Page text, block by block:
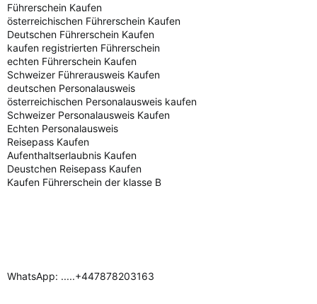
Führerschein Kaufen
österreichischen Führerschein Kaufen
Deutschen Führerschein Kaufen
kaufen registrierten Führerschein
echten Führerschein Kaufen
Schweizer Führerausweis Kaufen
deutschen Personalausweis
österreichischen Personalausweis kaufen
Schweizer Personalausweis Kaufen
Echten Personalausweis
Reisepass Kaufen
Aufenthaltserlaubnis Kaufen
Deustchen Reisepass Kaufen
Kaufen Führerschein der klasse B
WhatsApp: .....+447878203163